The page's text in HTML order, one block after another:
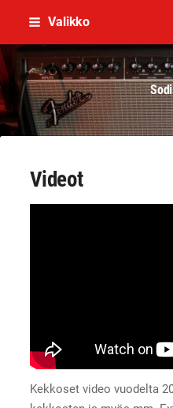
Siirry
sisältöön
Valikko
Videot
Kekkoset video vuodelta